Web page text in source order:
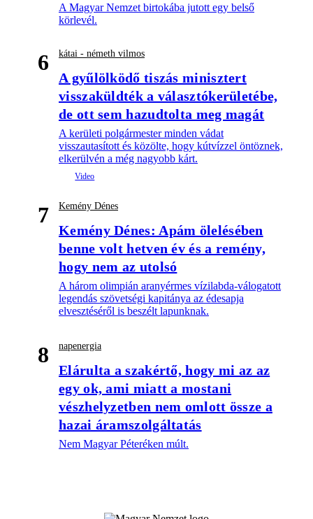
A Magyar Nemzet birtokába jutott egy belső
körlevél.
6 kátai - németh vilmos
A gyűlölködő tiszás minisztert
visszaküldték a választókerületébe,
de ott sem hazudtolta meg magát
A kerületi polgármester minden vádat
visszautasított és közölte, hogy kútvízzel öntöznek,
elkerülvén a még nagyobb kárt.
7 Kemény Dénes
Kemény Dénes: Apám ölelésében
benne volt hetven év és a remény,
hogy nem az utolsó
A három olimpián aranyérmes vízilabda-válogatott
legendás szövetségi kapitánya az édesapja
elvesztéséről is beszélt lapunknak.
8 napenergia
Elárulta a szakértő, hogy mi az az
egy ok, ami miatt a mostani
vészhelyzetben nem omlott össze a
hazai áramszolgáltatás
Nem Magyar Péteréken múlt.